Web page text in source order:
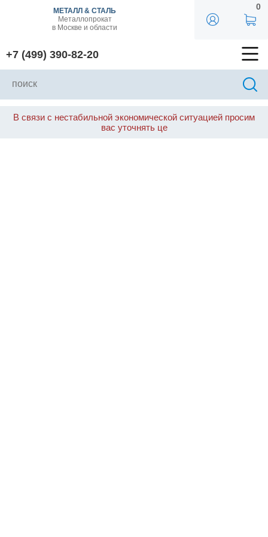
МЕТАЛЛ & СТАЛЬ
Металлопрокат
в Москве и области
+7 (499) 390-82-20
0
В связи с нестабильной экономической ситуацией просим
вас уточнять це